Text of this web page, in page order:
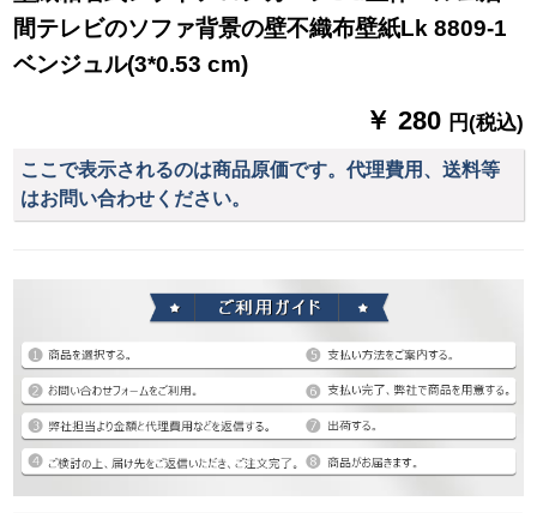
間テレビのソファ背景の壁不織布壁紙Lk 8809-1
ベンジュル(3*0.53 cm)
￥ 280 円(税込)
ここで表示されるのは商品原価です。代理費用、送料等
はお問い合わせください。